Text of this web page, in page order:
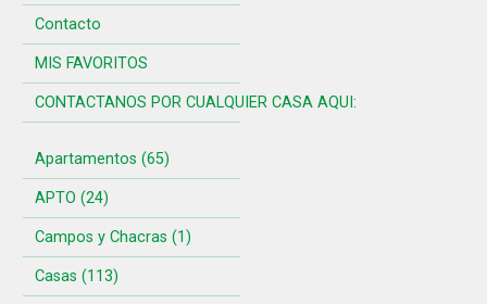
Contacto
MIS FAVORITOS
CONTACTANOS POR CUALQUIER CASA AQUI:
Apartamentos (65)
APTO (24)
Campos y Chacras (1)
Casas (113)